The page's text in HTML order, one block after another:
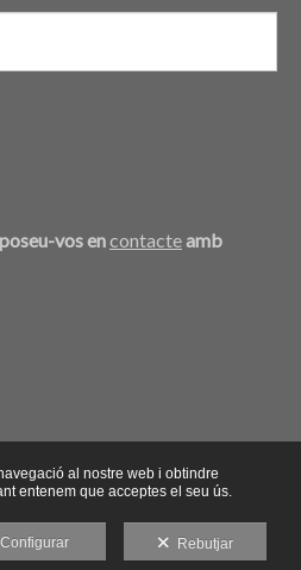
vos encontacteamb
al nostre web i obtindre
entenem que acceptes el seu ús.
Configurar Rebutjar